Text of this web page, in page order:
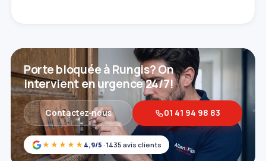
★★★★★ 4,9/5 · 1435 avis clients
Porte bloquée à Rungis? On
intervient en urgence 24/7!
Contactez‑nous 01 41 94 98 83